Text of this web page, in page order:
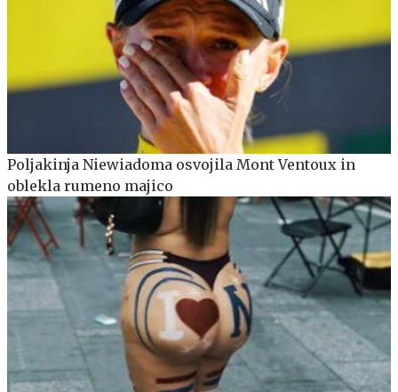
Poljakinja Niewiadoma osvojila Mont Ventoux in
oblekla rumeno majico